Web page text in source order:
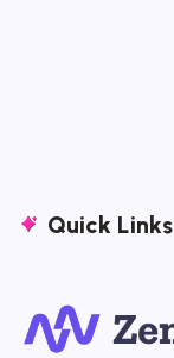
Quick Links